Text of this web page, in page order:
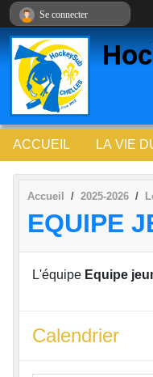
ACCUEIL LA VIE
Accueil 2025-2026
EQUIPE
L'équipe Equipe
Calendrier
Se connecter
Panneau de gestion des